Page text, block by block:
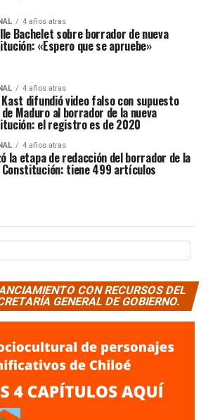
4 años atras
Bachelet sobre borrador de nueva
«Espero que se apruebe»
4 años atras
Kast difundió video falso con supuesto
de Maduro al borrador de la nueva
el registro es de 2020
4 años atras
la etapa de redacción del borrador de la
Constitución: tiene 499 artículos
CON RECURSOS DEL
GENERAL DE GOBIERNO.